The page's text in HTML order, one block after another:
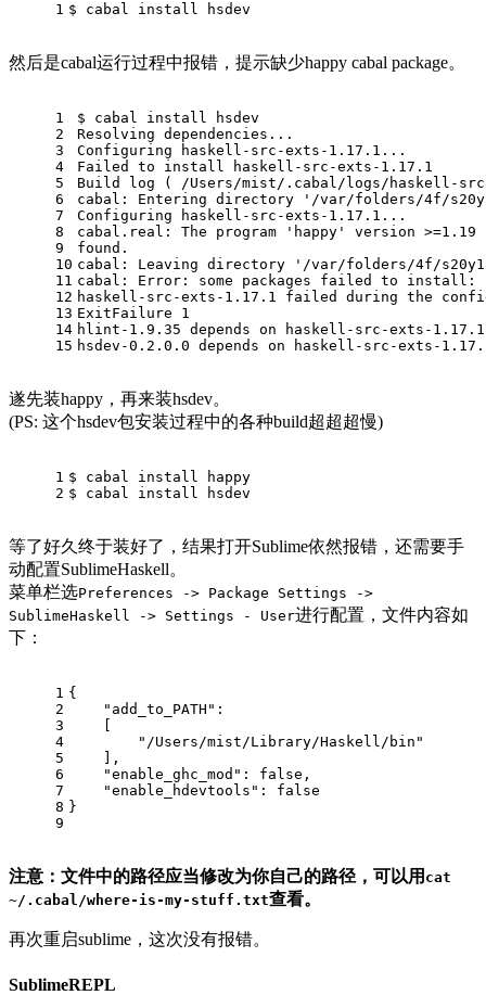
1 $ cabal install hsdev
然后是cabal运行过程中报错，提示缺少happy cabal package。
1
2
3
4
5
6
7
8
9
10
11
12
13
14
15
$ cabal install hsdev
Resolving dependencies...
Configuring haskell-src-exts-1.17.1...
Failed to install haskell-src-exts-1.17.1
Build log ( /Users/mist/.cabal/logs/haskell-
cabal: Entering directory '/var/folders/4f/
Configuring haskell-src-exts-1.17.1...
cabal.real: The program 'happy' version
found.
cabal: Leaving directory '/var/folders/4f/
cabal: Error: some packages failed to install:
haskell-src-exts-1.17.1 failed during the
ExitFailure 1
hlint-1.9.35 depends on haskell-src-exts-
hsdev-0.2.0.0 depends on haskell-src-exts-
遂先装happy，再来装hsdev。
(PS: 这个hsdev包安装过程中的各种build超超超慢)
1
2
$ cabal install happy
$ cabal install hsdev
等了好久终于装好了，结果打开Sublime依然报错，还需要手
动配置SublimeHaskell。
菜单栏选Preferences -> Package Settings ->
SublimeHaskell -> Settings - User进行配置，文件内容如
下：
1
2
3
4
5
6
7
8
9
{
"add_to_PATH" :
"/Users/mist/Library/Haskell/bin"
    ],
"enable_ghc_mod" : false ,
"enable_hdevtools" : false
}
注意：文件中的路径应当修改为你自己的路径，可以用 cat
~/.cabal/where-is-my-stuff.txt查看。
再次重启sublime，这次没有报错。
SublimeREPL